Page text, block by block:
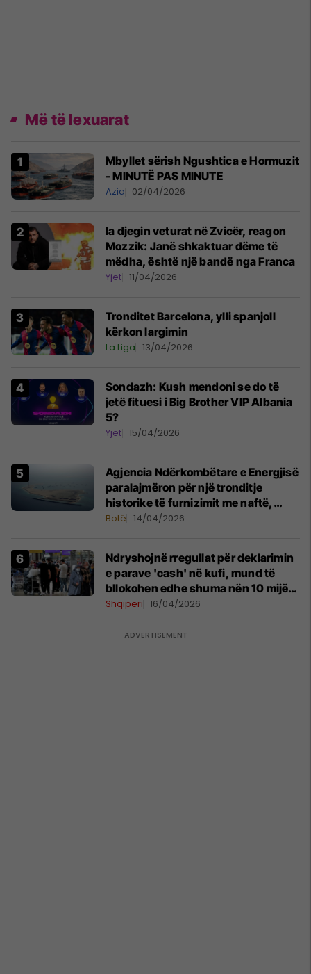
Më të lexuarat
Mbyllet sërish Ngushtica e Hormuzit
- MINUTË PAS MINUTE
Azia 02/04/2026
Ia djegin veturat në Zvicër, reagon
Mozzik: Janë shkaktuar dëme të
mëdha, është një bandë nga Franca
Yjet 11/04/2026
Tronditet Barcelona, ylli spanjoll
kërkon largimin
La Liga 13/04/2026
Sondazh: Kush mendoni se do të
jetë fituesi i Big Brother VIP Albania
5?
Yjet 15/04/2026
Agjencia Ndërkombëtare e Energjisë
paralajmëron për një tronditje
historike të furnizimit me naftë,
ndërsa lufta me Iranin mbyt tregjet
Botë 14/04/2026
Ndryshojnë rregullat për deklarimin
e parave 'cash' në kufi, mund të
bllokohen edhe shuma nën 10 mijë
euro
Shqipëri 16/04/2026